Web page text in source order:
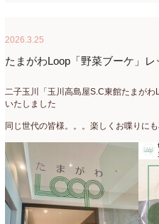
2026.3.25
たまがわLoop「野菜ブーケ」レ
二子玉川「玉川高島屋S.C東館たまが
いたしました
同じ世代の皆様。。。楽しくお喋りに